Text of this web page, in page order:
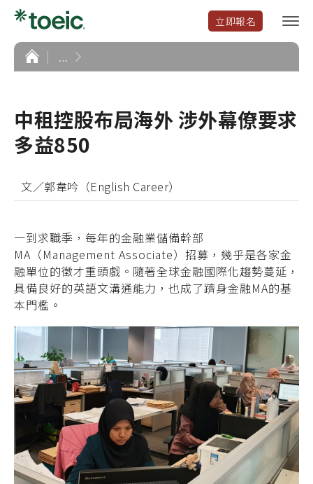
立即報名
選
單
首
頁
...
中租控股布局海外 涉外幕僚要求
多益850
文／郭韋吟（English Career）
一到求職季，每年的金融業儲備幹部
MA（Management Associate）招募，幾乎是各家金
融單位的徵才重頭戲。隨著全球金融國際化趨勢蔓延，
具備良好的英語文溝通能力，也成了躋身金融MA的基
本門檻。